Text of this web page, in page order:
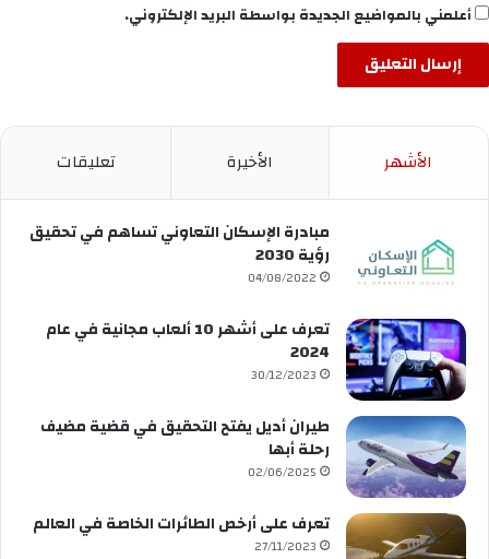
أعلمني بالمواضيع الجديدة بواسطة البريد الإلكتروني.
الأشهر الأخيرة تعليقات
مبادرة الإسكان التعاوني تساهم في تحقيق
رؤية 2030
04/08/2022
تعرف على أشهر 10 ألعاب مجانية في عام
2024
30/12/2023
طيران أديل يفتح التحقيق في قضية مضيف
رحلة أبها
02/06/2025
تعرف على أرخص الطائرات الخاصة في العالم
27/11/2023